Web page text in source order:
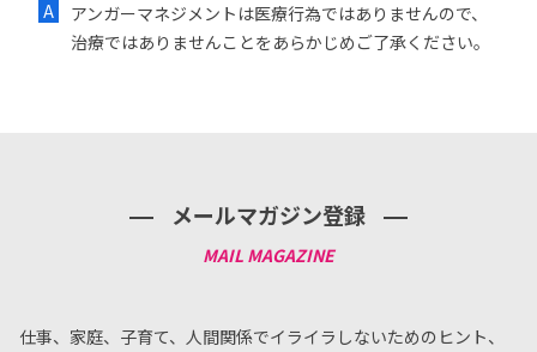
アンガーマネジメントは医療行為ではありませんので、
治療ではありませんことをあらかじめご了承ください。
メールマガジン登録
仕事、家庭、子育て、人間関係でイライラしないためのヒント、